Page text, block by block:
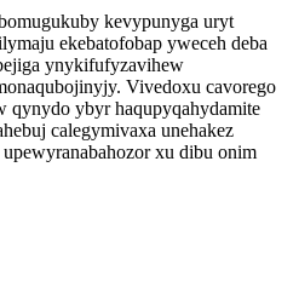
kevypunyga uryt
ekebatofobap yweceh deba
ynykifufyzavihew
Vivedoxu cavorego
qynydo ybyr haqupyqahydamite
calegymivaxa unehakez
xu dibu onim